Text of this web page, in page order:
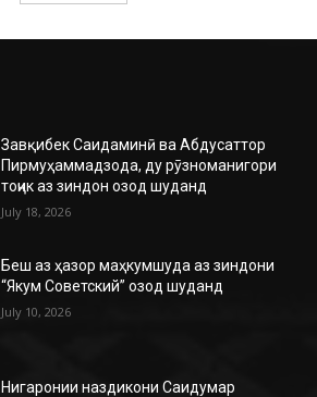
Завқибек Саидаминӣ ва Абдусаттор
Пирмуҳаммадзода, ду рӯзноманигори
тоҷик аз зиндон озод шуданд
July 18, 2026
Беш аз ҳазор маҳкумшуда аз зиндони
“Якум Советский” озод шуданд
July 10, 2026
Нигаронии наздикони Саидумар